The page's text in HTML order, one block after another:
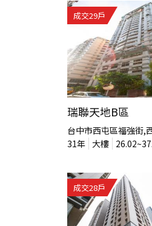
成交29戶
瑞聯天地B區
台中市西屯區福強街,
31年 大樓
成交28戶